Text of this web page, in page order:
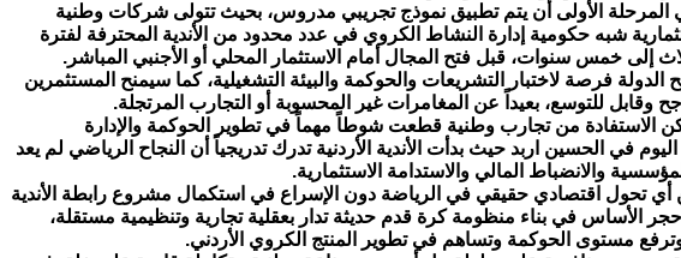
الأولى أن يتم تطبيق نموذج تجريبي مدروس، بحيث تتولى شركات وطنية
شبه حكومية إدارة النشاط الكروي في عدد محدود من الأندية المحترفة لفترة
ثلاث إلى خمس سنوات، قبل فتح المجال أمام الاستثمار المحلي أو الأجنبي المباشر.
الدولة فرصة لاختبار التشريعات والحوكمة والبيئة التشغيلية، كما سيمنح المستثمرين
وقابل للتوسع، بعيداً عن المغامرات غير المحسوبة أو التجارب المرتجلة.
الاستفادة من تجارب وطنية قطعت شوطاً مهماً في تطوير الحوكمة والإدارة
في الحسين اربد حيث بدأت الأندية الأردنية تدرك تدريجياً أن النجاح الرياضي لم يعد
والانضباط المالي والاستدامة الاستثمارية.
أي تحول اقتصادي حقيقي في الرياضة دون الإسراع في استكمال مشروع رابطة الأندية
حجر الأساس في بناء منظومة كرة قدم حديثة تدار بعقلية تجارية وتنظيمية مستقلة،
مستوى الحوكمة وتساهم في تطوير المنتج الكروي الأردني.